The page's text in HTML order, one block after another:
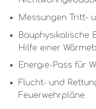
Messungen Tritt-
Bauphysikalische
Hilfe einer
Energie-Pass für
Flucht- und
Feuerwehrpläne